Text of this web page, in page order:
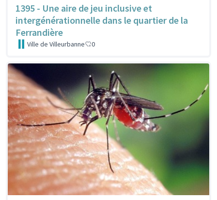
1395 - Une aire de jeu inclusive et
intergénérationnelle dans le quartier de la
Ferrandière
Ville de Villeurbanne 0